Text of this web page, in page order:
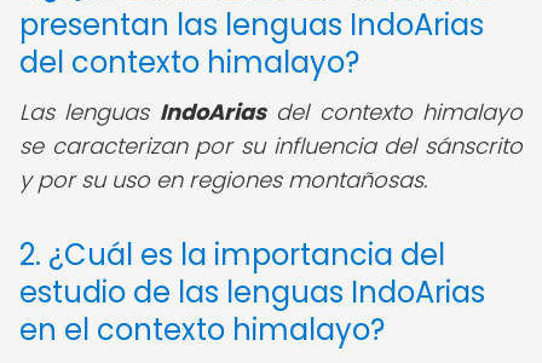
presentan las lenguas IndoArias
del contexto himalayo?
Las lenguas IndoAriasdel contexto himalayo
se caracterizan por su influencia del sánscrito
y por su uso en regiones montañosas.
2. ¿Cuál es la importancia del
estudio de las lenguas IndoArias
en el contexto himalayo?